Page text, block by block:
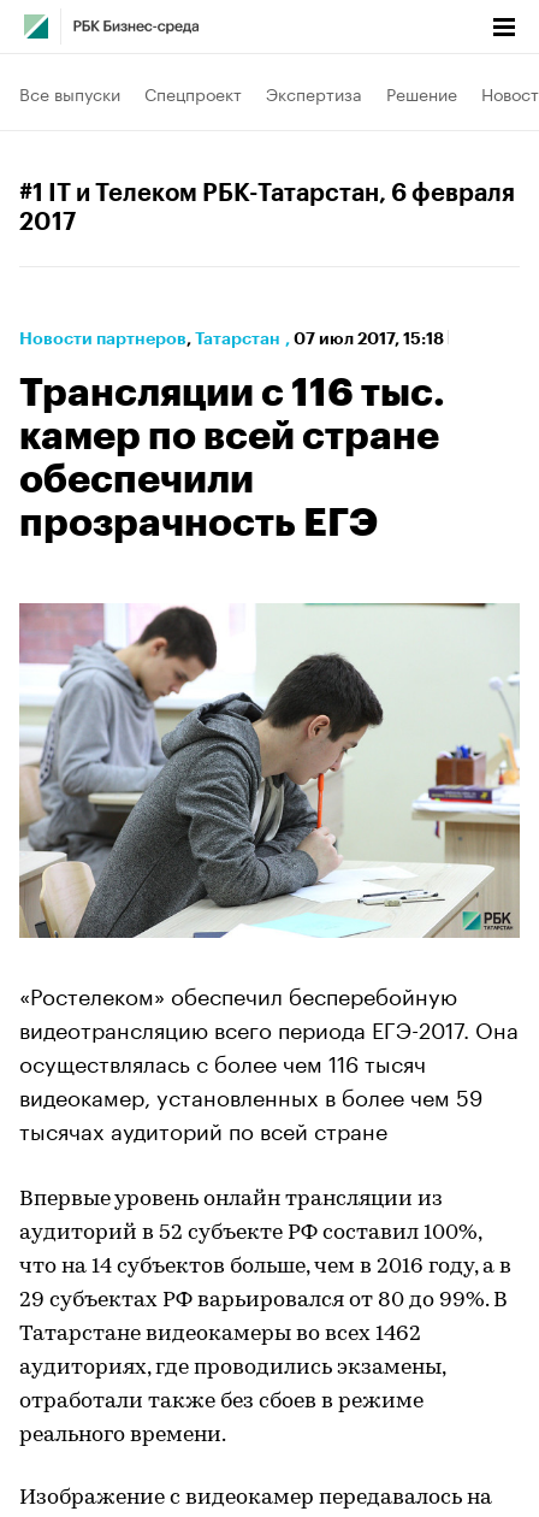
Все выпуски Спецпроект Экспертиза Решение
#1 IT и Телеком РБК-Татарстан, 6 февраля
2017
Новости партнеров⁠, Татарстан , 07 июл 2017, 15:18
Трансляции с 116 тыс.
камер по всей стране
обеспечили
прозрачность ЕГЭ
«Ростелеком» обеспечил бесперебойную
видеотрансляцию всего периода ЕГЭ-2017. Она
осуществлялась с более чем 116 тысяч
видеокамер, установленных в более чем 59
тысячах аудиторий по всей стране
Впервые уровень онлайн трансляции из
аудиторий в 52 субъекте РФ составил 100%,
что на 14 субъектов больше, чем в 2016 году, а в
29 субъектах РФ варьировался от 80 до 99%. В
Татарстане видеокамеры во всех 1462
аудиториях, где проводились экзамены,
отработали также без сбоев в режиме
реального времени.
Изображение с видеокамер передавалось на